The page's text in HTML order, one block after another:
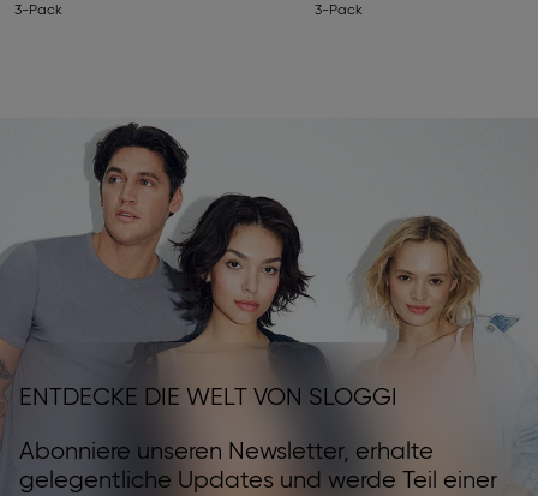
3-Pack 3-Pack
ENTDECKE DIE WELT VON SLOGGI
Abonniere unseren Newsletter, erhalte
gelegentliche Updates und werde Teil einer